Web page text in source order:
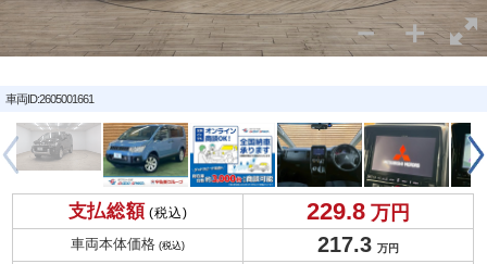
車両ID:2605001661
支払総額 (税込) 229.8 万円
車両本体価格 (税込) 217.3 万円